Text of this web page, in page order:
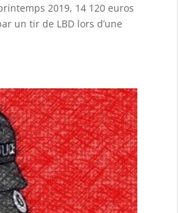
2019, 14 120 euros
un tir de LBD lors d’une